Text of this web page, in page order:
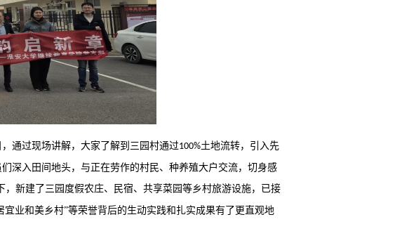
， 通过现场讲解，大家了解到三园村通过100%土地流转，引入先
深入田间地头，与正在劳作的村民、种养殖大户交流，切身感
下，新建了三园度假农庄、民宿、共享菜园等乡村旅游设施， 已接
宜业和美乡村”等荣誉背后的生动实践和扎实成果有了更直观地